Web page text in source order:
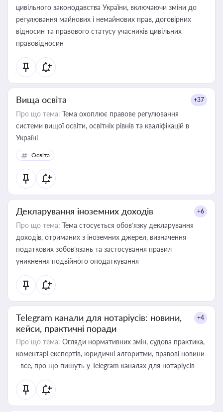
цивільного законодавства України, включаючи зміни до
регулювання майнових і немайнових прав, договірних
відносин та правового статусу учасників цивільних
правовідносин
Вища освіта +37
Про що тема: Тема охоплює правове регулювання
системи вищої освіти, освітніх рівнів та кваліфікацій в
Україні
Освіта
Декларування іноземних доходів +6
Про що тема: Тема стосується обов’язку декларування
доходів, отриманих з іноземних джерел, визначення
податкових зобов’язань та застосування правил
уникнення подвійного оподаткування
Telegram канали для нотаріусів: новини,
кейси, практичні поради
+4
Про що тема: Огляди нормативних змін, судова практика,
коментарі експертів, юридичні алгоритми, правові новини
- все, про що пишуть у Telegram каналах для нотаріусів